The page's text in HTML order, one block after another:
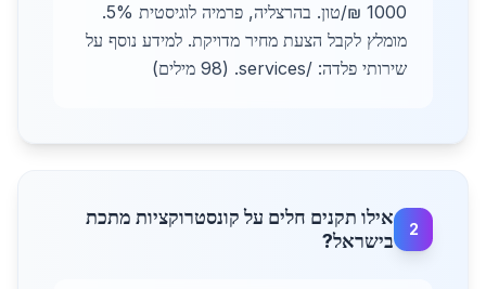
1000 ₪/טון. בהרצליה, פרמיה לוגיסטית 5%.
מומלץ לקבל הצעת מחיר מדויקת. למידע נוסף על
שירותי פלדה: /services. (98 מילים)
2
אילו תקנים חלים על קונסטרוקציות מתכת
בישראל?